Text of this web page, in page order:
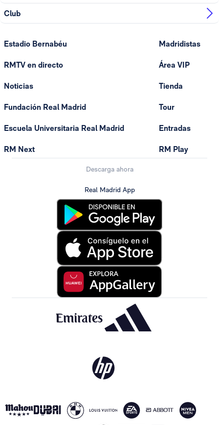
Club
Estadio Bernabéu
RMTV en directo
Noticias
Fundación Real Madrid
Escuela Universitaria Real Madrid
RM Next
Madridistas
Área VIP
Tienda
Tour
Entradas
RM Play
Descarga ahora
Real Madrid App